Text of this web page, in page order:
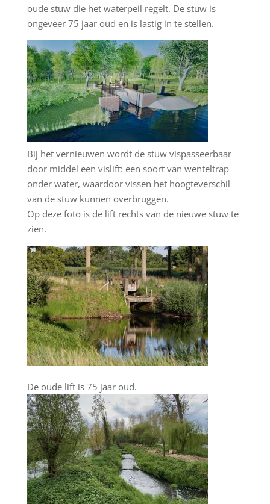
oude stuw die het waterpeil regelt. De stuw is
ongeveer 75 jaar oud en is lastig in te stellen.
Bij het vernieuwen wordt de stuw vispasseerbaar
door middel een vislift: een soort van wenteltrap
onder water, waardoor vissen het hoogteverschil
van de stuw kunnen overbruggen.
Op deze foto is de lift rechts van de nieuwe stuw te
zien.
De oude lift is 75 jaar oud.